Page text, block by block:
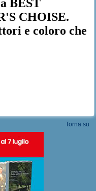
BEST
CHOISE.
e coloro che
Torna su